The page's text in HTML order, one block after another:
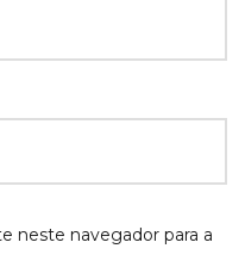
neste navegador para a